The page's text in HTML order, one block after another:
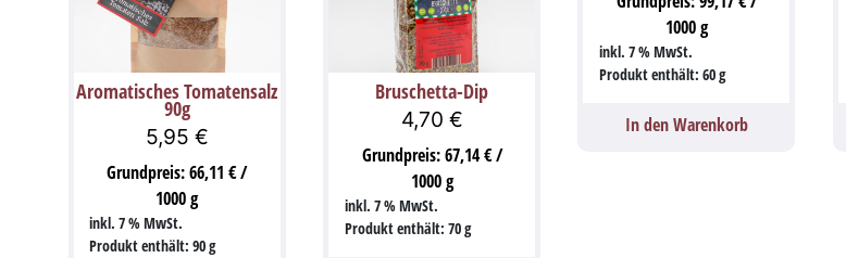
Aromatisches Tomatensalz
90g
5,95 €
Grundpreis:66,11€/
1000g
inkl. 7 % MwSt.
Produkt enthält: 90g
Bruschetta-Dip
4,70 €
Grundpreis:67,14€/
1000 g
inkl. 7 % MwSt.
Produkt enthält: 70g
1000g
inkl. 7 % MwSt.
Produkt enthält: 60g
In den Warenkorb